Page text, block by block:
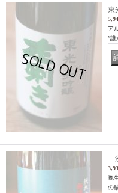
東
ア
”
晩
の